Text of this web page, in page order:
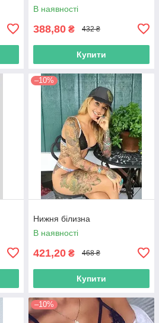
В наявності
388,80 ₴ 432 ₴
Купити
–10%
Нижня білизна
В наявності
421,20 ₴ 468 ₴
Купити
–10%